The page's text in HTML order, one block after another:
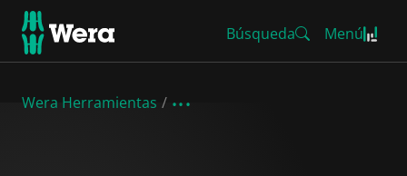
Búsqueda Menú
Wera Herramientas